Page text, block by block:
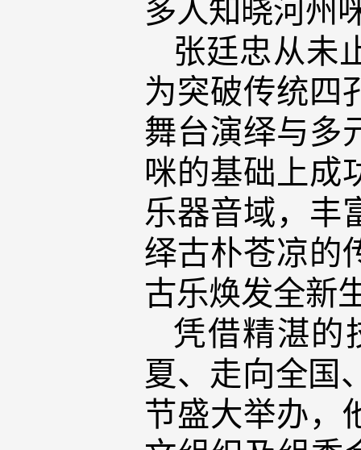
张廷忠从未
为突破传统四
舞台演绎与多
咪的基础上成
乐器音域，丰
绎古朴苍凉的
古乐焕发全新
凭借精湛的
夏、走向全国
节盛大举办，